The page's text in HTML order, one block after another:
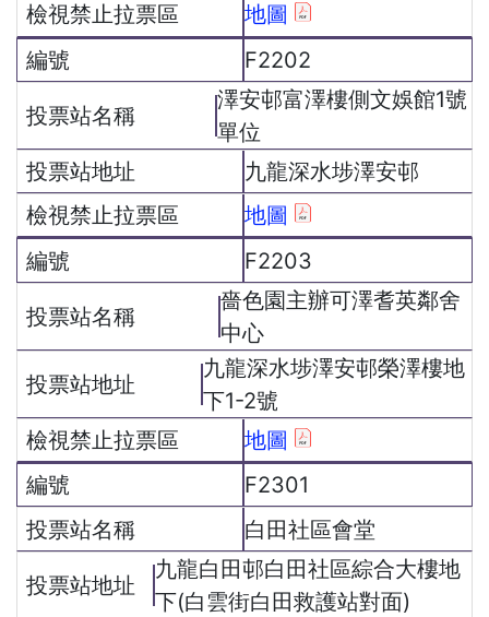
地圖
F2202
澤安邨富澤樓側文娛館1號
單位
九龍深水埗澤安邨
地圖
F2203
嗇色園主辦可澤耆英鄰舍
中心
九龍深水埗澤安邨榮澤樓地
下1-2號
地圖
F2301
白田社區會堂
九龍白田邨白田社區綜合大樓地
下(白雲街白田救護站對面)